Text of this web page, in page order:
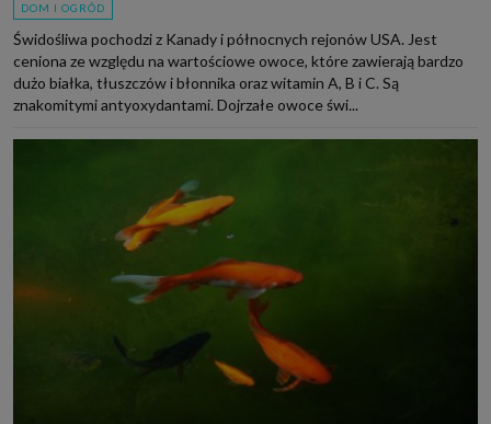
DOM I OGRÓD
Świdośliwa pochodzi z Kanady i północnych rejonów USA. Jest
ceniona ze względu na wartościowe owoce, które zawierają bardzo
dużo białka, tłuszczów i błonnika oraz witamin A, B i C. Są
znakomitymi antyoxydantami. Dojrzałe owoce świ...